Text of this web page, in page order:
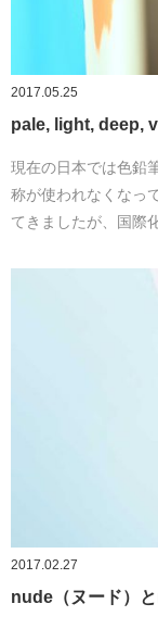
2017.05.25
pale, light, deep,
現在の日本では色鉛
称が使われなくなっ
てきましたが、国際
2017.02.27
nude（ヌード）